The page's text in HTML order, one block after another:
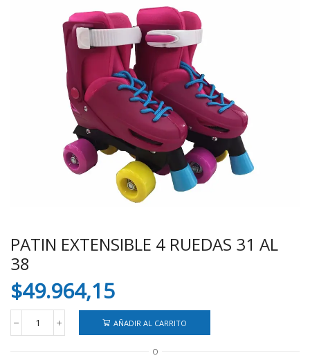
PATIN EXTENSIBLE 4 RUEDAS 31 AL
38
$49.964,15
PATIN
AÑADIR AL CARRITO
O